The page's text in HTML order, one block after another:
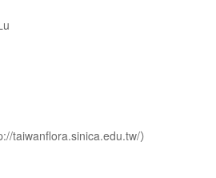
taiwanflora.sinica.edu.tw/）